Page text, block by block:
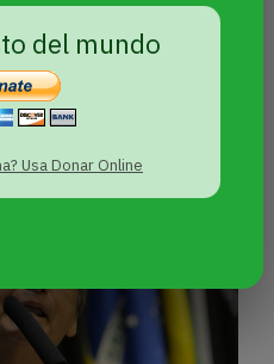
del mundo
Usa Donar Online
deben
personal trans